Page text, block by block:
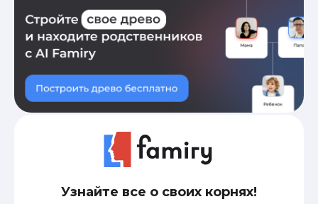
Узнайте все о своих корнях!